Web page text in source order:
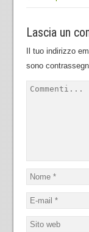
Lascia un
Il tuo indirizzo
sono